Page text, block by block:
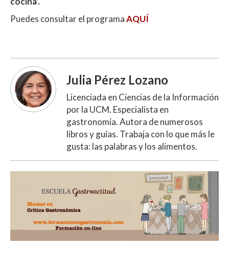
Puedes consultar el programaAQUÍ
Julia Pérez Lozano
Licenciada en Ciencias de la Información
por la UCM. Especialista en
gastronomía. Autora de numerosos
libros y guías. Trabaja con lo que más le
gusta: las palabras y los alimentos.